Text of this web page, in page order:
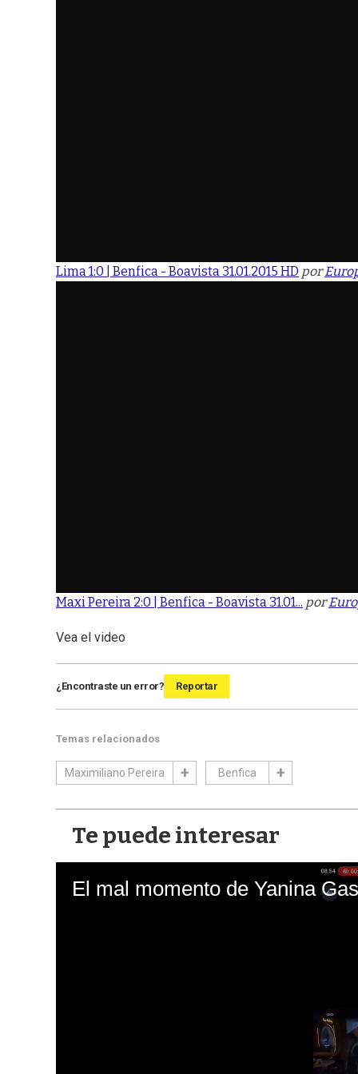
Lima 1:0 | Benfica - Boavista 31.01.2015 HD por
Maxi Pereira 2:0 | Benfica - Boavista 31.01... por
Vea el video
¿Encontraste un error? Reportar
Temas relacionados
Maximiliano Pereira Benfica
Te puede interesar